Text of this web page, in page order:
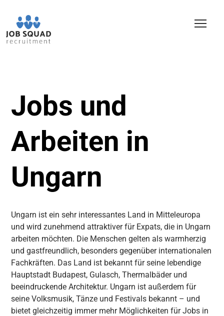
Jobs und
Arbeiten in
Ungarn
Ungarn ist ein sehr interessantes Land in Mitteleuropa
und wird zunehmend attraktiver für Expats, die in Ungarn
arbeiten möchten. Die Menschen gelten als warmherzig
und gastfreundlich, besonders gegenüber internationalen
Fachkräften. Das Land ist bekannt für seine lebendige
Hauptstadt Budapest, Gulasch, Thermalbäder und
beeindruckende Architektur. Ungarn ist außerdem für
seine Volksmusik, Tänze und Festivals bekannt – und
bietet gleichzeitig immer mehr Möglichkeiten für Jobs in